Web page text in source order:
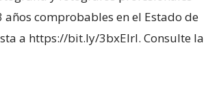
comprobables en el Estado de
a https://bit.ly/3bxElrI. Consulte la